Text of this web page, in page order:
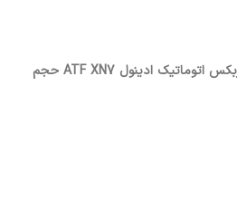
روغن گیربکس اتوماتیک ادینول ATF XN7 حجم